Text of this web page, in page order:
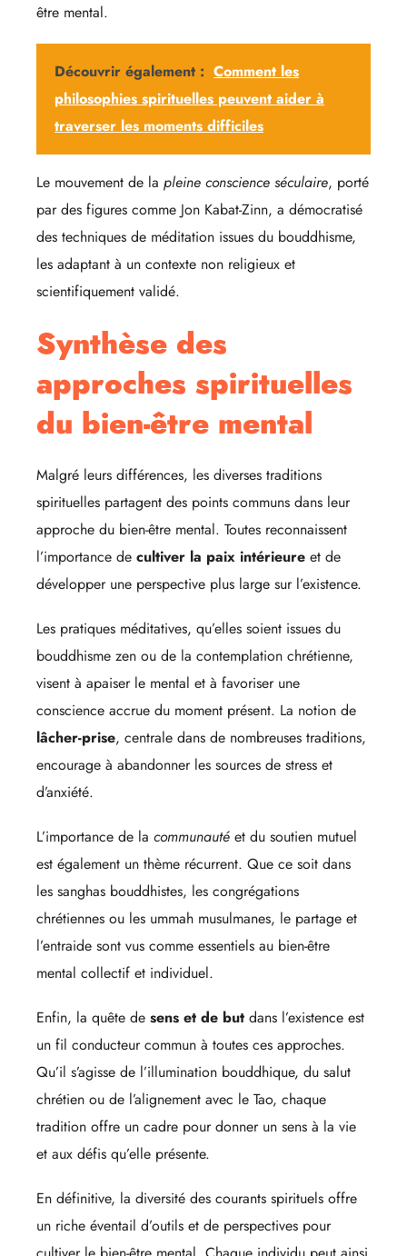
être mental.
Découvrir également : Comment les
philosophies spirituelles peuvent aider à
traverser les moments difficiles
Le mouvement de la pleine conscience séculaire, porté
par des figures comme Jon Kabat-Zinn, a démocratisé
des techniques de méditation issues du bouddhisme,
les adaptant à un contexte non religieux et
scientifiquement validé.
Synthèse des
approches spirituelles
du bien-être mental
Malgré leurs différences, les diverses traditions
spirituelles partagent des points communs dans leur
approche du bien-être mental. Toutes reconnaissent
l’importance de cultiver la paix intérieure et de
développer une perspective plus large sur l’existence.
Les pratiques méditatives, qu’elles soient issues du
bouddhisme zen ou de la contemplation chrétienne,
visent à apaiser le mental et à favoriser une
conscience accrue du moment présent. La notion de
lâcher-prise, centrale dans de nombreuses traditions,
encourage à abandonner les sources de stress et
d’anxiété.
L’importance de la communauté et du soutien mutuel
est également un thème récurrent. Que ce soit dans
les sanghas bouddhistes, les congrégations
chrétiennes ou les ummah musulmanes, le partage et
l’entraide sont vus comme essentiels au bien-être
mental collectif et individuel.
Enfin, la quête de sens et de but dans l’existence est
un fil conducteur commun à toutes ces approches.
Qu’il s’agisse de l’illumination bouddhique, du salut
chrétien ou de l’alignement avec le Tao, chaque
tradition offre un cadre pour donner un sens à la vie
et aux défis qu’elle présente.
En définitive, la diversité des courants spirituels offre
un riche éventail d’outils et de perspectives pour